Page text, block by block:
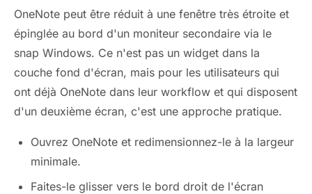
OneNote peut être réduit à une fenêtre très étroite et
épinglée au bord d'un moniteur secondaire via le
snap Windows. Ce n'est pas un widget dans la
couche fond d'écran, mais pour les utilisateurs qui
ont déjà OneNote dans leur workflow et qui disposent
d'un deuxième écran, c'est une approche pratique.
Ouvrez OneNote et redimensionnez-le à la largeur
minimale.
Faites-le glisser vers le bord droit de l'écran